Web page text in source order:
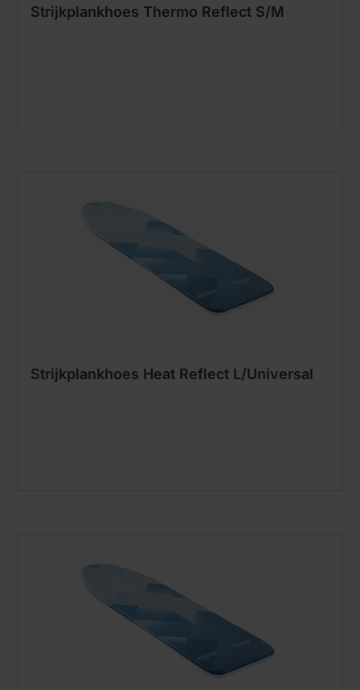
Strijkplankhoes Thermo Reflect S/M
Strijkplankhoes Heat Reflect L/Universal